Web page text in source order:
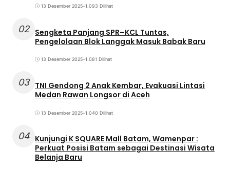
13 Desember 2025•1.093 Dilihat
02 Sengketa Panjang SPR–KCL Tuntas,
Pengelolaan Blok Langgak Masuk Babak Baru
13 Desember 2025•1.081 Dilihat
03 TNI Gendong 2 Anak Kembar, Evakuasi Lintasi
Medan Rawan Longsor di Aceh
13 Desember 2025•1.040 Dilihat
04 Kunjungi K SQUARE Mall Batam, Wamenpar :
Perkuat Posisi Batam sebagai Destinasi Wisata
Belanja Baru